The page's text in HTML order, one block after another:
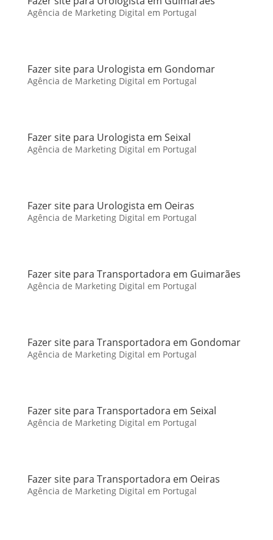
Agência de Marketing Digital em Portugal
Fazer site para Urologista em Gondomar
Agência de Marketing Digital em Portugal
Fazer site para Urologista em Seixal
Agência de Marketing Digital em Portugal
Fazer site para Urologista em Oeiras
Agência de Marketing Digital em Portugal
Fazer site para Transportadora em Guimarães
Agência de Marketing Digital em Portugal
Fazer site para Transportadora em Gondomar
Agência de Marketing Digital em Portugal
Fazer site para Transportadora em Seixal
Agência de Marketing Digital em Portugal
Fazer site para Transportadora em Oeiras
Agência de Marketing Digital em Portugal